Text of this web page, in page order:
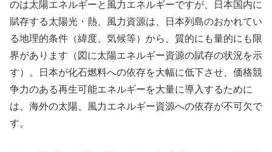
のは太陽エネルギーと風力エネルギーですが、日本国内に
賦存する太陽光・熱、風力資源は、日本列島のおかれてい
る地理的条件（緯度、気候等）から、質的にも量的にも限
界があります（図に太陽エネルギー資源の賦存の状況を示
す）。日本が化石燃料への依存を大幅に低下させ、価格競
争力のある再生可能エネルギーを大量に導入するために
は、海外の太陽、風力エネルギー資源への依存が不可欠で
す。